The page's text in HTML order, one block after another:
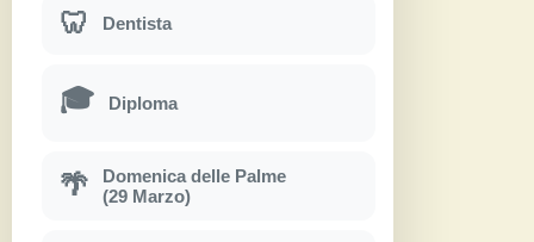
🦷 Dentista
🎓 Diploma
🌴
Domenica delle Palme
(29 Marzo)